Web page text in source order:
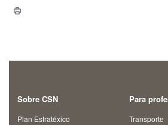
Sobre CSN
Plan Estratéxico
Para
Transporte